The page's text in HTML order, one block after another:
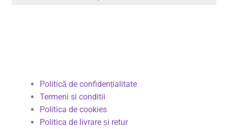
Politică de confidențialitate
Termeni si conditii
Politica de cookies
Politica de livrare și retur